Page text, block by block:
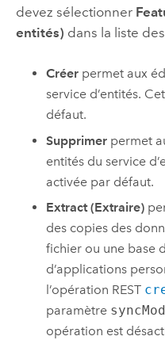
devez sélectionner
entités) dans la liste
Créer permet aux
service d’entités.
défaut.
Supprimer permet
entités du service
activée par défaut.
Extract (Extraire)
des copies des
fichier ou une base
d’applications
l’opération REST
paramètre
opération est